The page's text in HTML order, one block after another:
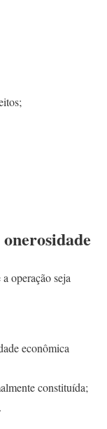
operação seja
econômica
constituída;